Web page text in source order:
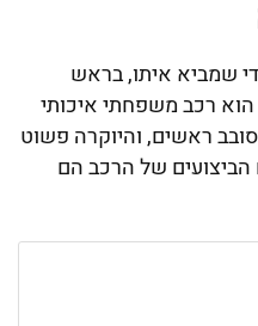
שמביא איתו, בראש
רכב משפחתי איכותי
ראשים, והיוקרה פשוט
של הרכב הם